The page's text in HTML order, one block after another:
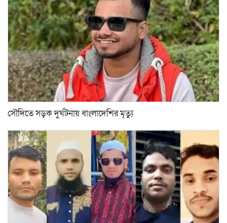
সৌদিতে সড়ক দুর্ঘটনায় বাংলাদেশির মৃত্যু